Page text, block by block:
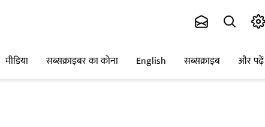
मीडिया सब्सक्राइबर का कोना English सब्सक्राइब और पढ़ें